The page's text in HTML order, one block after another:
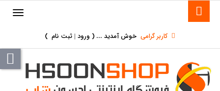
کاربر گرامی خوش آمدید ... ( ورود | ثبت نام )